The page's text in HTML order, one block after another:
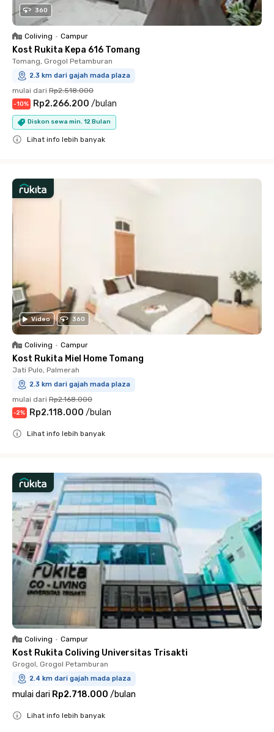
360
Coliving • Campur
Kost Rukita Kepa 616 Tomang
Tomang, Grogol Petamburan
2.3 km dari gajah mada plaza
mulai dari Rp2.518.000
-10% Rp2.266.200 /bulan
Diskon sewa min. 12 Bulan
Lihat info lebih banyak
Video 360
Coliving • Campur
Kost Rukita Miel Home Tomang
Jati Pulo, Palmerah
2.3 km dari gajah mada plaza
mulai dari Rp2.168.000
-2% Rp2.118.000 /bulan
Lihat info lebih banyak
Coliving • Campur
Kost Rukita Coliving Universitas Trisakti
Grogol, Grogol Petamburan
2.4 km dari gajah mada plaza
mulai dari Rp2.718.000 /bulan
Lihat info lebih banyak